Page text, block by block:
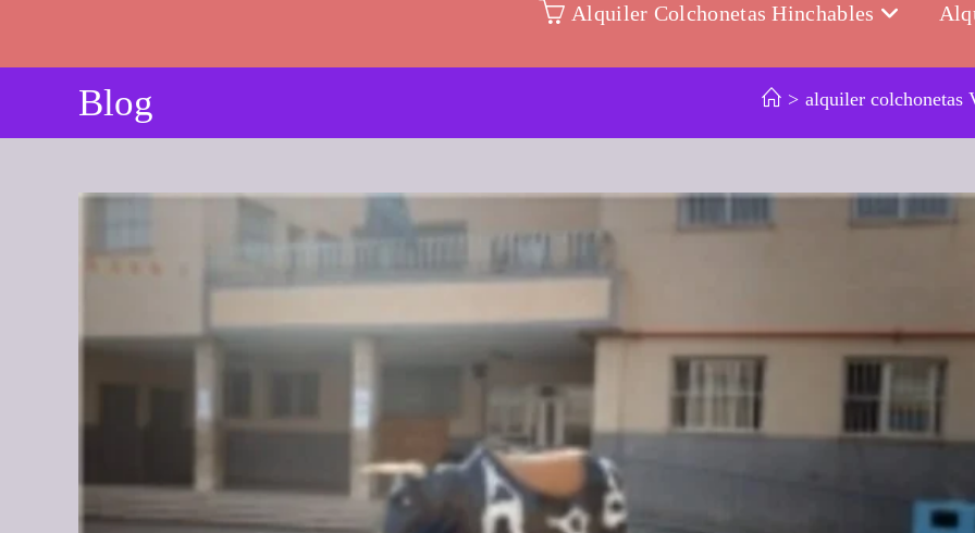
Alquiler Colchonetas Hinchables
Blog > alquiler colchonetas